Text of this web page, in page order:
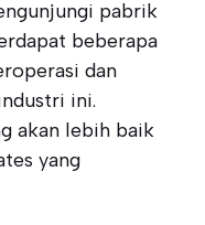
pabrik
beberapa
dan
ini.
akan lebih baik
yang